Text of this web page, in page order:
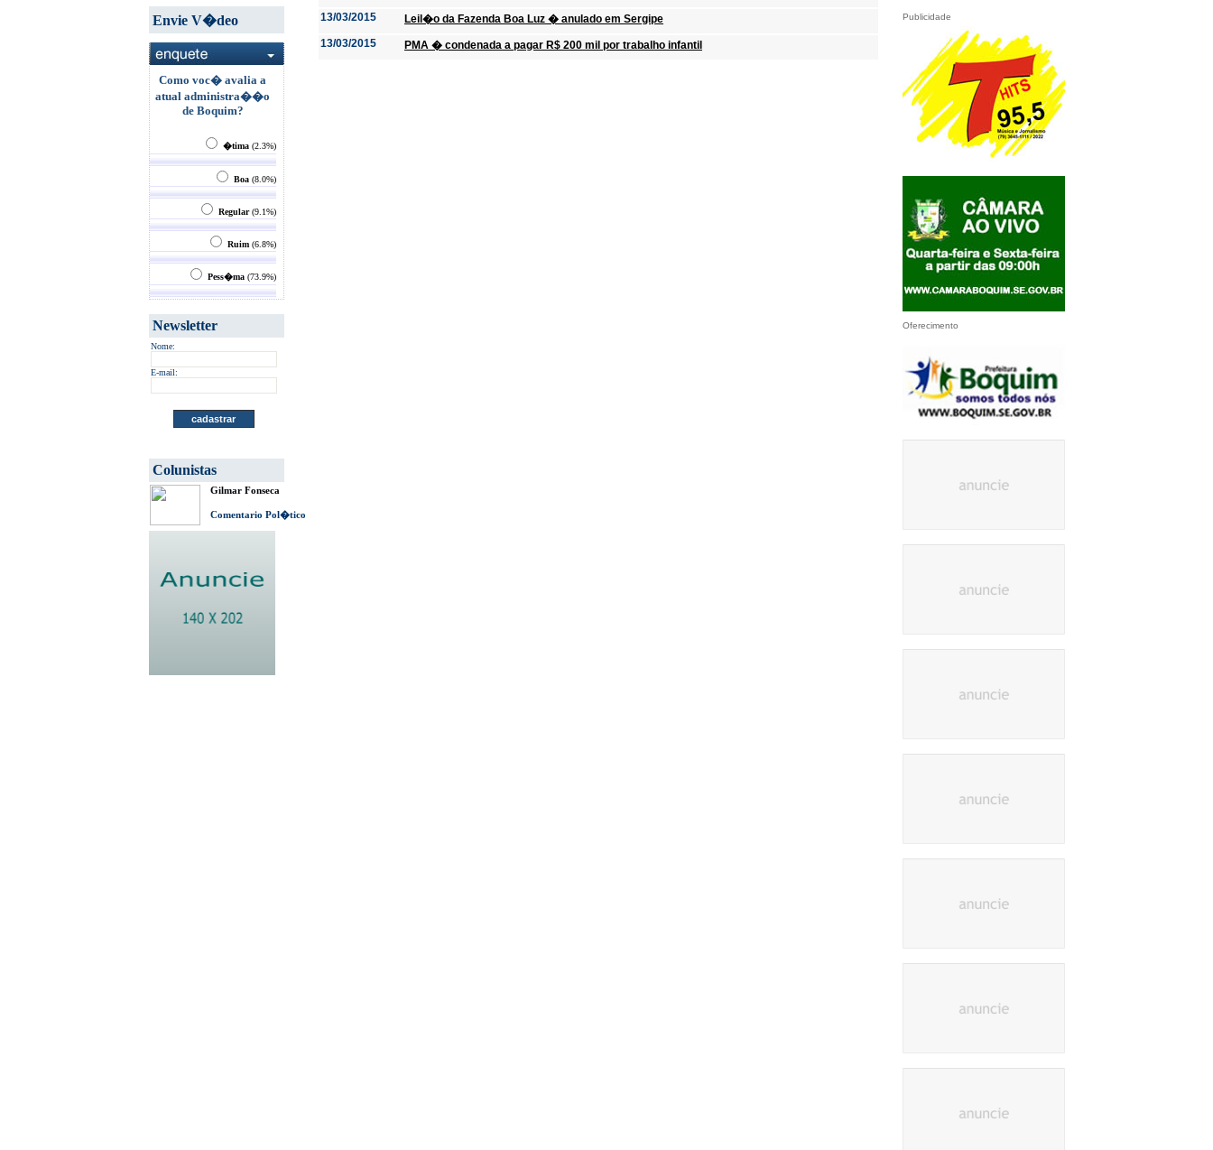
Envie V�deo
Como voc� avalia a
atual administra��o
de Boquim?
�tima(2.3%)
Boa(8.0%)
Regular(9.1%)
Ruim(6.8%)
Pess�ma(73.9%)
Newsletter
Nome:
E-mail:
Colunistas
Gilmar Fonseca
Comentario Pol�tico
13/03/2015
Leil�o da Fazenda Boa Luz � anulado em Sergipe
13/03/2015
PMA � condenada a pagar R$ 200 mil por trabalho infantil
Publicidade
Oferecimento